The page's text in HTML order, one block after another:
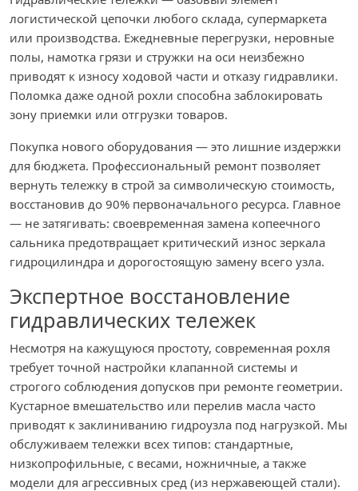
логистической цепочки любого склада, супермаркета
или производства. Ежедневные перегрузки, неровные
полы, намотка грязи и стружки на оси неизбежно
приводят к износу ходовой части и отказу гидравлики.
Поломка даже одной рохли способна заблокировать
зону приемки или отгрузки товаров.
Покупка нового оборудования — это лишние издержки
для бюджета. Профессиональный ремонт позволяет
вернуть тележку в строй за символическую стоимость,
восстановив до 90% первоначального ресурса. Главное
— не затягивать: своевременная замена копеечного
сальника предотвращает критический износ зеркала
гидроцилиндра и дорогостоящую замену всего узла.
Экспертное восстановление
гидравлических тележек
Несмотря на кажущуюся простоту, современная рохля
требует точной настройки клапанной системы и
строгого соблюдения допусков при ремонте геометрии.
Кустарное вмешательство или перелив масла часто
приводят к заклиниванию гидроузла под нагрузкой. Мы
обслуживаем тележки всех типов: стандартные,
низкопрофильные, с весами, ножничные, а также
модели для агрессивных сред (из нержавеющей стали).